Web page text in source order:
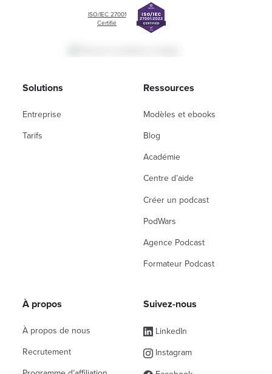
ISO/IEC 27001
Certifié
Solutions
Entreprise
Tarifs
Ressources
Modèles et ebooks
Blog
Académie
Centre d’aide
Créer un podcast
PodWars
Agence Podcast
Formateur Podcast
À propos
À propos de nous
Recrutement
Suivez-nous
LinkedIn
Instagram